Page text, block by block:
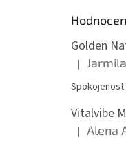
Hodnocení
| Jarmila
Spokojenost
Hodnocení
| Alena